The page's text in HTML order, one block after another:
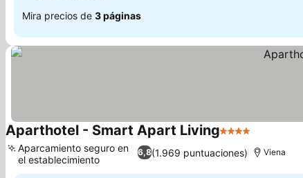
Mira precios de 3 páginas
Aparthotel - Smart Apart Living4 Estrellas
6,8(1.969 puntuaciones)
Aparcamiento seguro en
el establecimiento
Viena